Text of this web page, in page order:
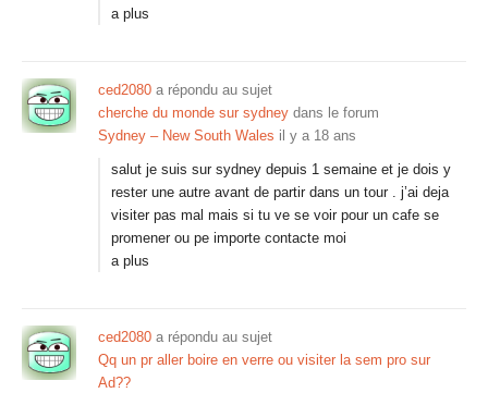
a plus
ced2080 a répondu au sujet
cherche du monde sur sydney dans le forum
Sydney – New South Wales il y a 18 ans
salut je suis sur sydney depuis 1 semaine et je dois y
rester une autre avant de partir dans un tour . j’ai deja
visiter pas mal mais si tu ve se voir pour un cafe se
promener ou pe importe contacte moi
a plus
ced2080 a répondu au sujet
Qq un pr aller boire en verre ou visiter la sem pro sur
Ad??